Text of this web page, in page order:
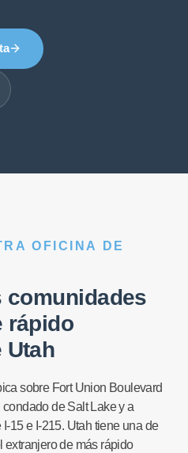
OFICINA DE
comunidades
rápido
Utah
sobre Fort Union Boulevard
de Salt Lake y a
15 e I-215. Utah tiene una de
extranjero de más rápido